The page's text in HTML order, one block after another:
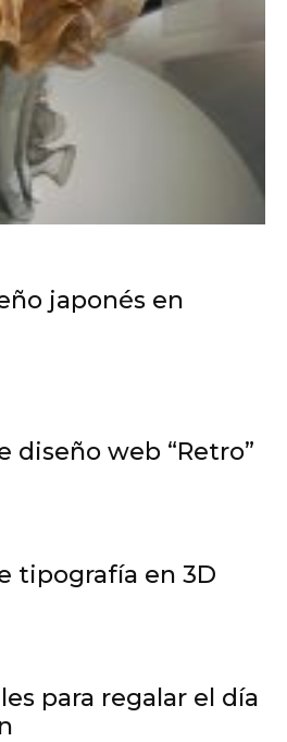
japonés en
diseño web “Retro”
tipografía en 3D
para regalar el día